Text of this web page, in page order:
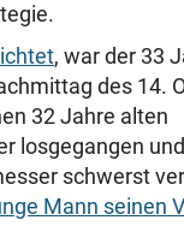
, war der 33
des 14.
32 Jahre alten
losgegangen
schwerst
Mann seinen